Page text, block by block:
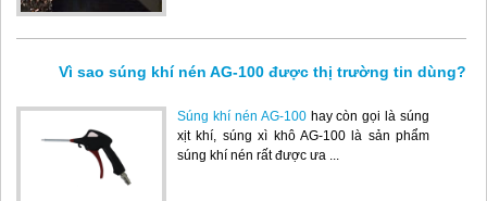
Vì sao súng khí nén AG-100 được thị trường tin dùng?
Súng khí nén AG-100hay còn gọi là súng
xịt khí, súng xì khô AG-100 là sản phẩm
súng khí nén rất được ưa ...